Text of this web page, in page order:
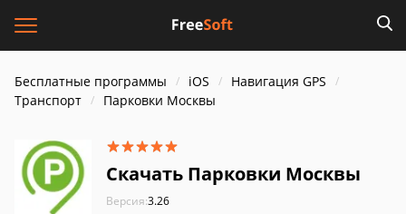
Бесплатные программы iOS
Навигация GPS
Транспорт
Парковки Москвы
Скачать Парковки Москвы
Версия:3.26